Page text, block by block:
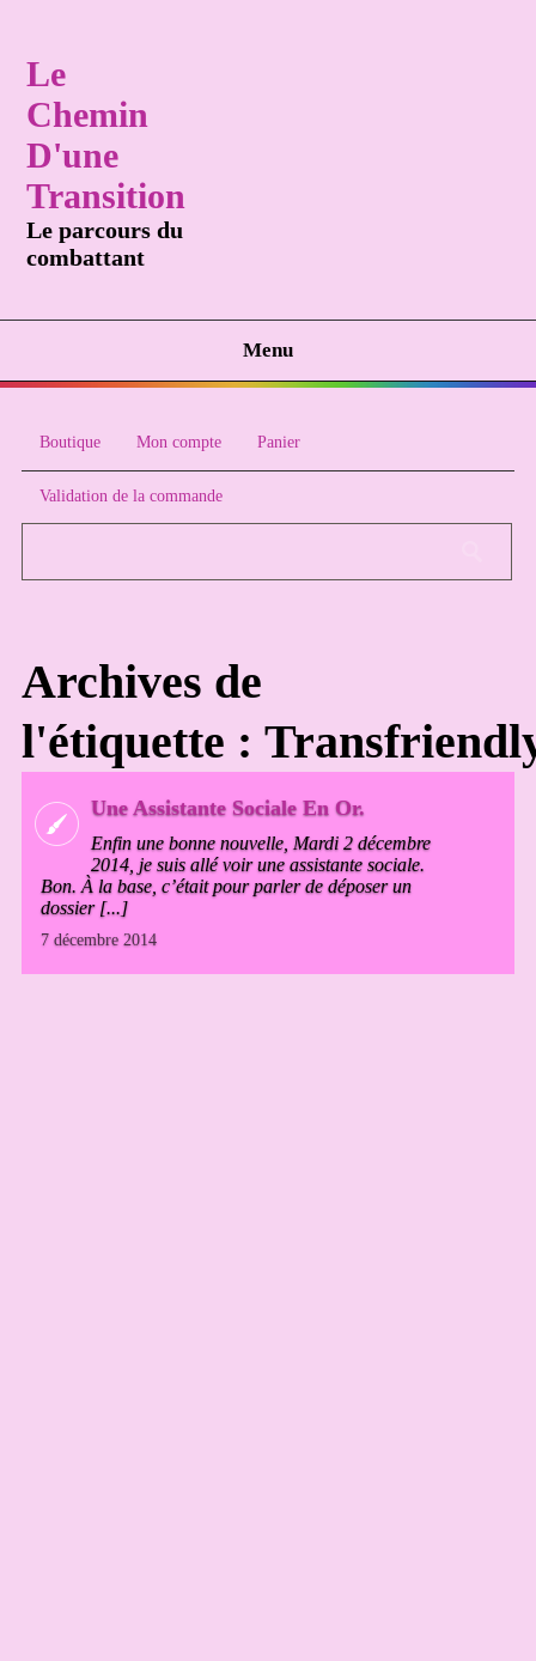
Le
Chemin
D'une
Transition
Le parcours du
combattant
Menu
Boutique Mon compte Panier
Validation de la commande
Archives de
l'étiquette :
Une Assistante Sociale En Or.
Enfin une bonne nouvelle, Mardi 2 décembre
2014, je suis allé voir une assistante sociale.
Bon. À la base, c’était pour parler de déposer un
dossier [...]
7 décembre 2014